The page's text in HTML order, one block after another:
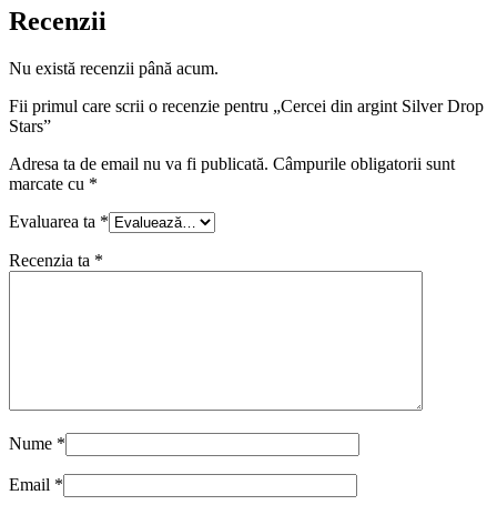
Recenzii
Nu există recenzii până acum.
Fii primul care scrii o recenzie pentru „Cercei din argint Silver Drop
Stars”
Adresa ta de email nu va fi publicată. Câmpurile obligatorii sunt
marcate cu *
Evaluarea ta *
Recenzia ta *
Nume *
Email *